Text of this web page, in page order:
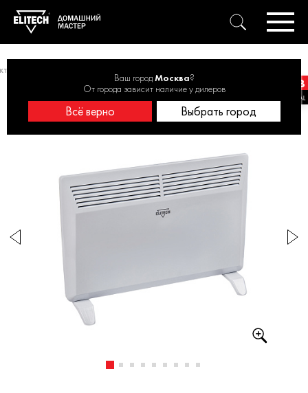
Ваш городМосква?
От города зависит наличие у дилеров
Всё верно Выбрать город